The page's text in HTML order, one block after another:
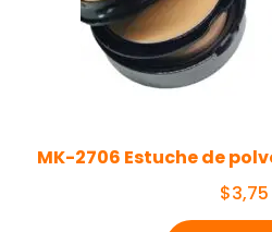
MK-2706 Estuche de
$3,75